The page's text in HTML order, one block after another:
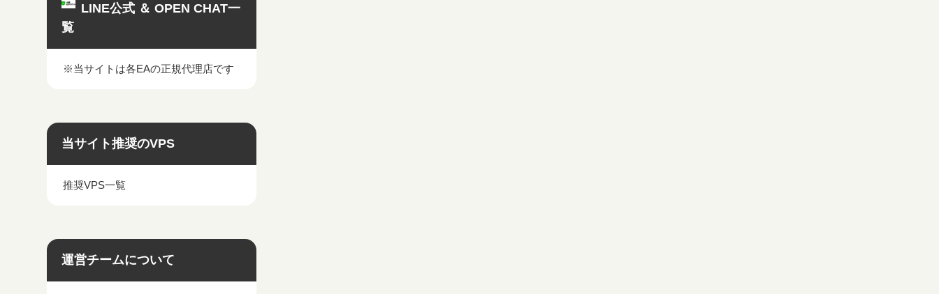
LINE公式 ＆ OPEN CHAT一
覧
※当サイトは各EAの正規代理店です
当サイト推奨のVPS
推奨VPS一覧
運営チームについて